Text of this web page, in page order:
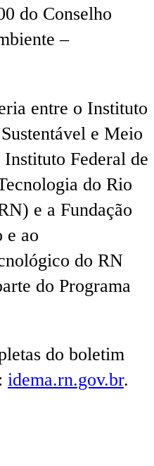
do Conselho
–
entre o Instituto
e Meio
Federal de
do Rio
e a Fundação
e ao
do RN
do Programa
do boletim
idema.rn.gov.br.